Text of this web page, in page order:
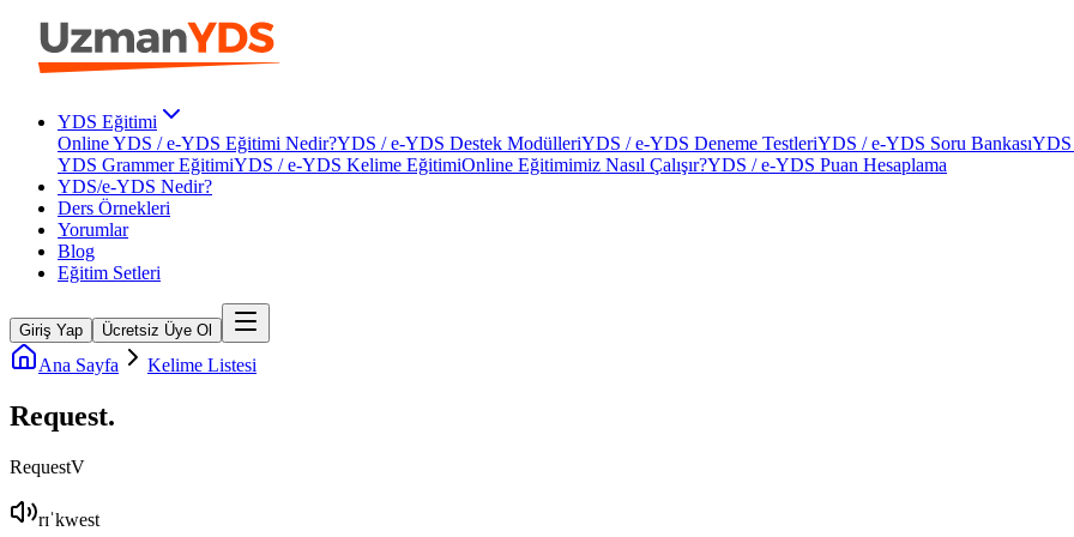
YDS Eğitimi
Online YDS / e-YDS Eğitimi Nedir?YDS / e-YDS Destek ModülleriYDS / e-YDS Deneme TestleriYDS / e-YDS Soru BankasıYDS
YDS Grammer EğitimiYDS / e-YDS Kelime EğitimiOnline Eğitimimiz Nasıl Çalışır?YDS / e-YDS Puan Hesaplama
YDS/e-YDS Nedir?
Ders Örnekleri
Yorumlar
Blog
Eğitim Setleri
Giriş Yap Ücretsiz Üye Ol
Ana Sayfa Kelime Listesi
Request.
RequestV
rɪˈkwest